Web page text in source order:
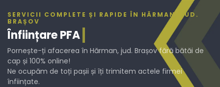
SERVICII COMPLETE ȘI RAPIDE ÎN HĂRMAN, JUD.
BRAȘOV
ÎnființarePFA
Pornește-ți afacerea în Hărman, jud. Brașov fără bătăi de
cap și 100% online!
Ne ocupăm de toți pașii și îți trimitem actele firmei
înființate.